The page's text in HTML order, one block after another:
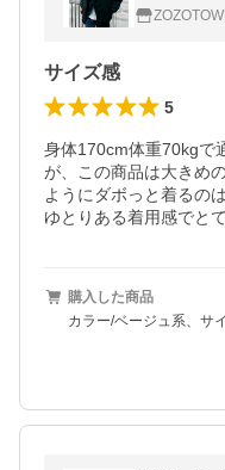
ロフト ジ
サイズ感
5
身体170cm体重70kgで
が、この商品は大きめ
ようにダボっと着るの
ゆとりある着用感でと
購入した商品
カラー/ベージュ系、サ